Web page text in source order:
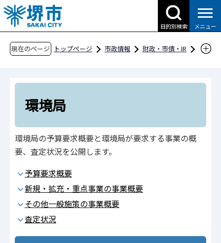
こ
の
ペ
目的別検索 メニュー
現在のページ トップページ 市政情報
財政・市債・IR
平成30年度当初予算
一般会計
組織（局・区）別の予算要求概要と予算編成過
程
環境局
環境局
環境局の予算要求概要と環境局が要求する事業の概
要、査定状況を公開します。
予算要求概要
新規・拡充・重点事業の事業概要
その他一般施策の事業概要
査定状況